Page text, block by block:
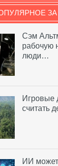
Сэм
рабочую
люди…
Игровые
считать
ИИ может